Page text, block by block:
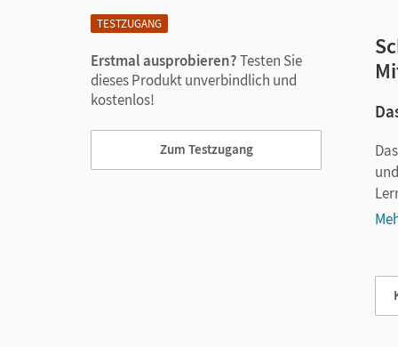
TESTZUGANG
Erstmal ausprobieren?Testen Sie
dieses Produkt unverbindlich und
kostenlos!
Zum Testzugang